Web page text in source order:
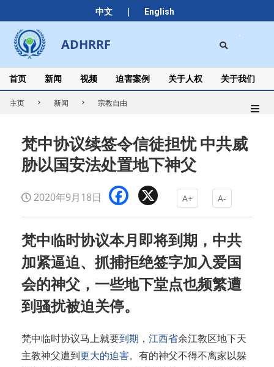
中文 | English
to
content
ADHRRF
Secondary
Navigation
Menu
首页 新闻 视频 迫害案例 关于人权 关于我们
主页 新闻 宗教自由
梵中协议续签令信徒担忧 中共威
胁以国安法处置地下神父
2020年9月18日 Facebook A+ A-
梵中临时协议本月即将到期，中共
加紧逼迫、抓捕拒绝签字加入爱国
会的神父，一些地下堂点也频繁遭
到骚扰被迫关停。
梵中临时协议马上就要到期 ， 江西省余江教区地下天
主教神父遭到更大的迫害。有的神父不得不离家以躲